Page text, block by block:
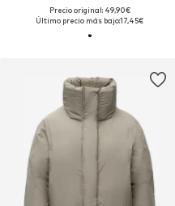
Precio original: 49,90€
Último precio más bajo:17,45€